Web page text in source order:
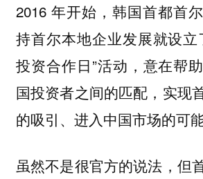
2016 年开始，韩国首都首
持首尔本地企业发展就设立
投资合作日”活动，意在帮
国投资者之间的匹配，实现
的吸引、进入中国市场的可能
虽然不是很官方的说法，但